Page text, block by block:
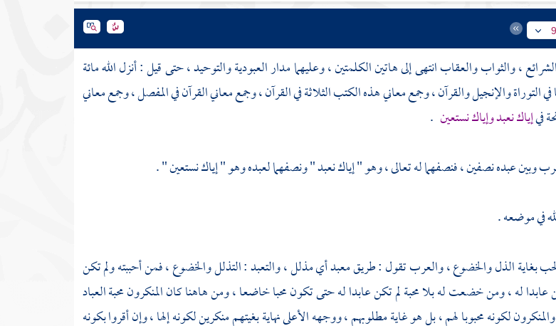
، والثواب والعقاب انتهى إلى هاتين الكلمتين ، وعليهما مدار العبودية والتوحيد ، حتى قيل : أنزل الله مائة
التوراة والإنجيل والقرآن ، وجمع معاني هذه الكتب الثلاثة في القرآن ، وجمع معاني القرآن في المفصل ، وجمع معاني
فيإياك نعبد وإياك نستعين .
وبين عبده نصفين ، فنصفهما له تعالى ، وهو " إياك نعبد " ونصفهما لعبده وهو " إياك نستعين " .
في موضعه .
بغاية الذل والخضوع ، والعرب تقول : طريق معبد أي مذلل ، والتعبد : التذلل والخضوع ، فمن أحببته ولم تكن
له ، ومن خضعت له بلا محبة لم تكن عابدا له حتى تكون محبا خاضعا ، ومن هاهنا كان المنكرون محبة العباد
لكونه محبوبا لهم ، بل هو غاية مطلوبهم ، ووجهه الأعلى نهاية بغيتهم منكرين لكونه إلها ، وإن أقروا بكونه